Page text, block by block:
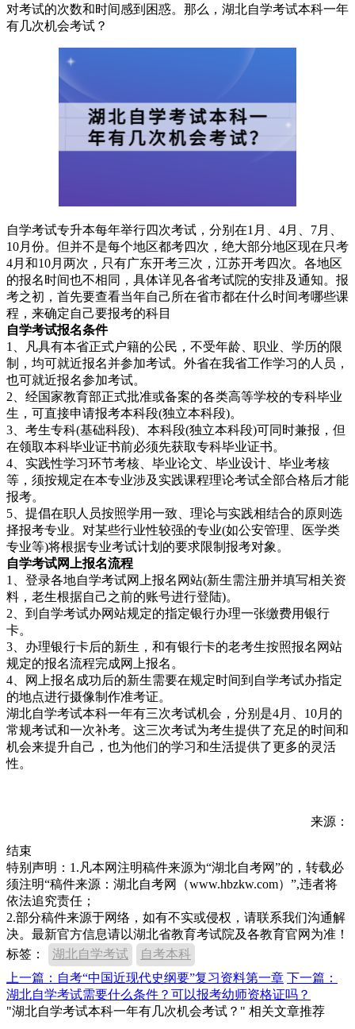
对考试的次数和时间感到困惑。那么，湖北自学考试本科一年
有几次机会考试？
自学考试专升本每年举行四次考试，分别在1月、4月、7月、
10月份。但并不是每个地区都考四次，绝大部分地区现在只考
4月和10月两次，只有广东开考三次，江苏开考四次。各地区
的报名时间也不相同，具体详见各省考试院的安排及通知。报
考之初，首先要查看当年自己所在省市都在什么时间考哪些课
程，来确定自己要报考的科目
自学考试报名条件
1、凡具有本省正式户籍的公民，不受年龄、职业、学历的限
制，均可就近报名并参加考试。外省在我省工作学习的人员，
也可就近报名参加考试。
2、经国家教育部正式批准或备案的各类高等学校的专科毕业
生，可直接申请报考本科段(独立本科段)。
3、考生专科(基础科段)、本科段(独立本科段)可同时兼报，但
在领取本科毕业证书前必须先获取专科毕业证书。
4、实践性学习环节考核、毕业论文、毕业设计、毕业考核
等，须按规定在本专业涉及实践课程理论考试全部合格后才能
报考。
5、提倡在职人员按照学用一致、理论与实践相结合的原则选
择报考专业。对某些行业性较强的专业(如公安管理、医学类
专业等)将根据专业考试计划的要求限制报考对象。
自学考试网上报名流程
1、登录各地自学考试网上报名网站(新生需注册并填写相关资
料，老生根据自己之前的账号进行登陆)。
2、到自学考试办网站规定的指定银行办理一张缴费用银行
卡。
3、办理银行卡后的新生，和有银行卡的老考生按照报名网站
规定的报名流程完成网上报名。
4、网上报名成功后的新生需要在规定时间到自学考试办指定
的地点进行摄像制作准考证。
湖北自学考试本科一年有三次考试机会，分别是4月、10月的
常规考试和一次补考。这三次考试为考生提供了充足的时间和
机会来提升自己，也为他们的学习和生活提供了更多的灵活
性。
来源：
结束
特别声明：1.凡本网注明稿件来源为“湖北自考网”的，转载必
须注明“稿件来源：湖北自考网（www.hbzkw.com）”,违者将
依法追究责任；
2.部分稿件来源于网络，如有不实或侵权，请联系我们沟通解
决。最新官方信息请以湖北省教育考试院及各教育官网为准！
标签：
湖北自学考试
自考本科
上一篇：自考“中国近现代史纲要”复习资料第一章 下一篇：
湖北自学考试需要什么条件？可以报考幼师资格证吗？
"湖北自学考试本科一年有几次机会考试？" 相关文章推荐